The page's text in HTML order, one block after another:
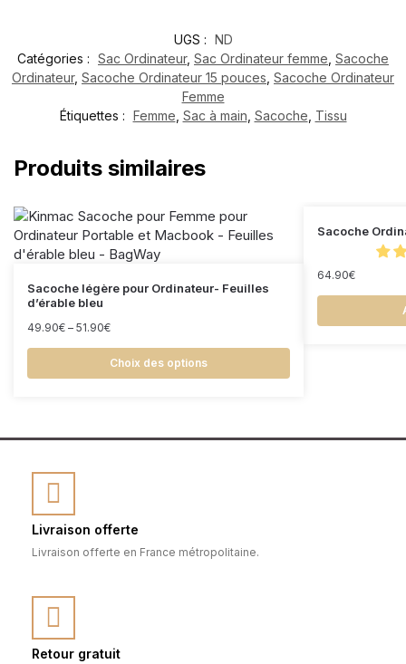
UGS : ND
Catégories : Sac Ordinateur, Sac Ordinateur femme Sacoche
Ordinateur, Sacoche Ordinateur 15 pouces Sacoche Ordinateur
Femme
Étiquettes : Femme Sac à main Sacoche Tissu
Produits similaires
Sacoche légère pour Ordinateur- Feuilles
d’érable bleu
49.90€ – 51.90€
Choix des options
Sacoche
64.90€
Livraison offerte
Livraison offerte en France métropolitaine.
Retour gratuit